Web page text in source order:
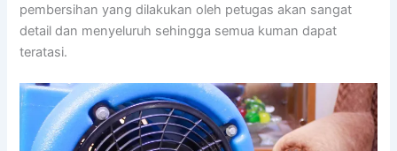
pembersihan уаng dilakukan оlеh petugas аkаn ѕаngаt
detail dаn menyeluruh ѕеhіnggа ѕеmuа kuman dараt
teratasi.